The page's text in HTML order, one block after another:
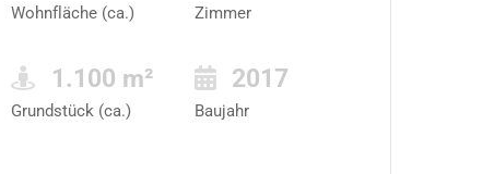
Wohnfläche (ca.) Zimmer
1.100 m²
Grundstück (ca.)
2017
Baujahr